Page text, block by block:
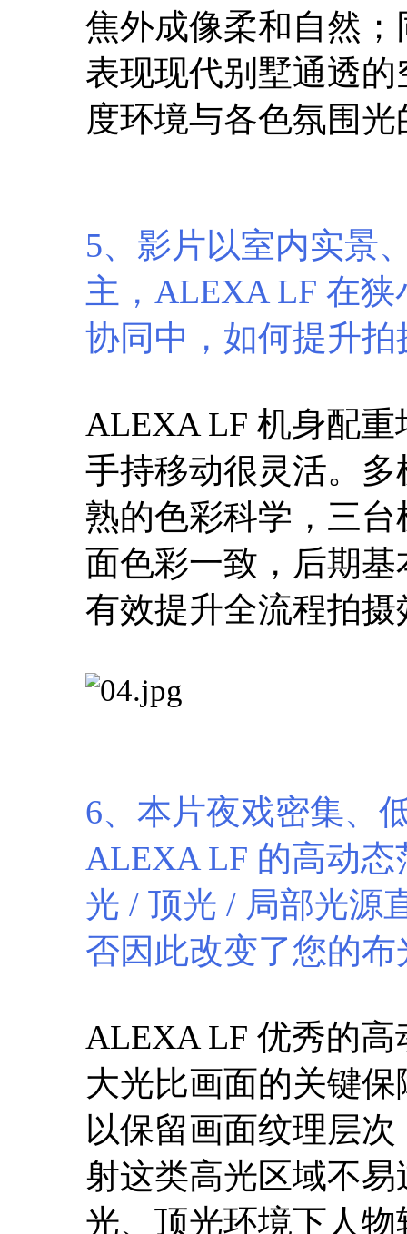
焦外成像柔和自然
表现现代别墅通透
度环境与各色氛围
5、影片以室内实景
主，ALEXA LF 在
协同中，如何提升
ALEXA LF 机身配
手持移动很灵活。
熟的色彩科学，三
面色彩一致，后期
有效提升全流程拍摄
6、本片夜戏密集、
ALEXA LF 的高动
光 / 顶光 / 局部光源
否因此改变了您的
ALEXA LF 优秀的
大光比画面的关键
以保留画面纹理层
射这类高光区域不
光、顶光环境下人